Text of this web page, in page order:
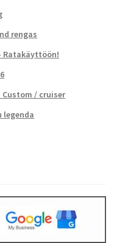
rengas
Ratakäyttöön!
Custom / cruiser
legenda